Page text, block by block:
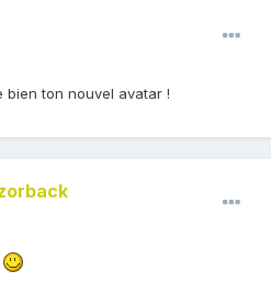
bien ton nouvel avatar !